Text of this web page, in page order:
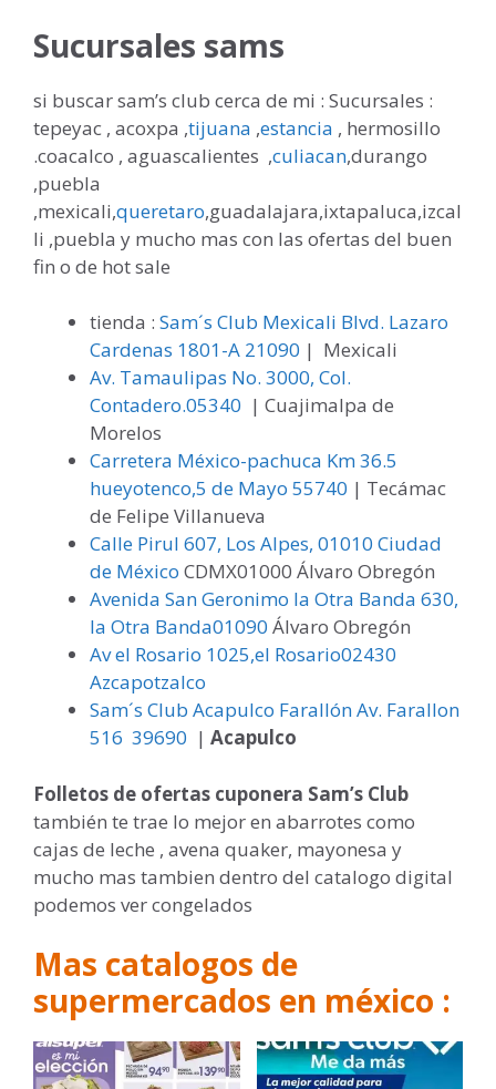
Sucursales sams
si buscar sam’s club cerca de mi : Sucursales :
tepeyac , acoxpa ,tijuana ,estancia , hermosillo
.coacalco , aguascalientes ,culiacan,durango
,puebla
,mexicali,queretaro,guadalajara,ixtapaluca,izcal
li ,puebla y mucho mas con las ofertas del buen
fin o de hot sale
tienda : Sam´s Club Mexicali Blvd. Lazaro
Cardenas 1801-A 21090 | Mexicali
Av. Tamaulipas No. 3000, Col.
Contadero.05340 | Cuajimalpa de
Morelos
Carretera México-pachuca Km 36.5
hueyotenco,5 de Mayo 55740 | Tecámac
de Felipe Villanueva
Calle Pirul 607, Los Alpes, 01010 Ciudad
de México CDMX01000 Álvaro Obregón
Avenida San Geronimo la Otra Banda 630,
la Otra Banda01090 Álvaro Obregón
Av el Rosario 1025,el Rosario02430
Azcapotzalco
Sam´s Club Acapulco Farallón Av. Farallon
516 39690 | Acapulco
Folletos de ofertas cuponera Sam’s Club
también te trae lo mejor en abarrotes como
cajas de leche , avena quaker, mayonesa y
mucho mas tambien dentro del catalogo digital
podemos ver congelados
Mas catalogos de
supermercados en méxico :